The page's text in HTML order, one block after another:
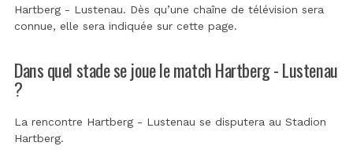
Hartberg - Lustenau. Dès qu’une chaîne de télévision sera
connue, elle sera indiquée sur cette page.
Dans quel stade se joue le match Hartberg - Lustenau
?
La rencontre Hartberg - Lustenau se disputera au Stadion
Hartberg.